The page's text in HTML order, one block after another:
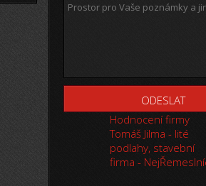
Hodnocení firmy
Tomáš Jilma - lité
podlahy, stavební
firma -